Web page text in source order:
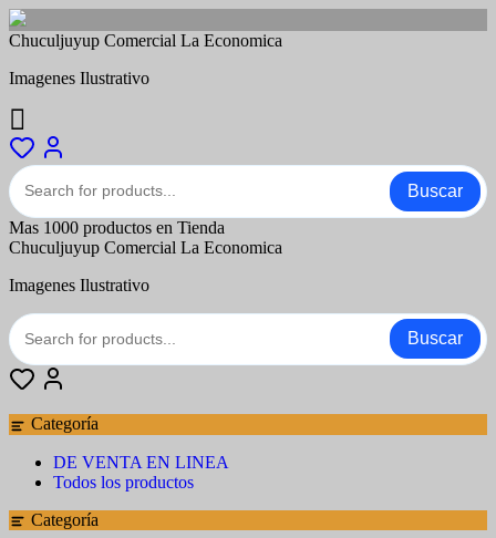
Saltar
contenido
Chuculjuyup Comercial La Economica
Imagenes Ilustrativo
Buscar
Mas 1000 productos en Tienda
Chuculjuyup Comercial La Economica
Imagenes Ilustrativo
Buscar
Categoría
DE VENTA EN LINEA
Todos los productos
Categoría